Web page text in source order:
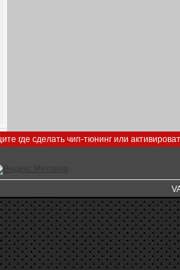
где сделать чип-тюнинг или